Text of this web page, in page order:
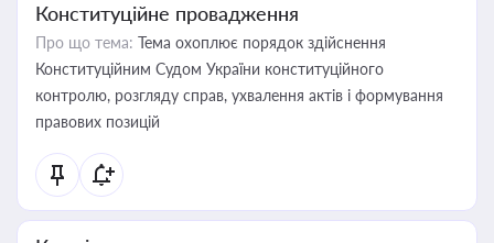
Конституційне провадження
Про що тема: Тема охоплює порядок здійснення
Конституційним Судом України конституційного
контролю, розгляду справ, ухвалення актів і формування
правових позицій